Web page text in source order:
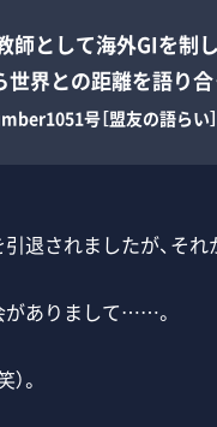
師として海外GIを制
世界との距離を語り
号［盟友の語ら
されましたが、それ
ありまして……。
。